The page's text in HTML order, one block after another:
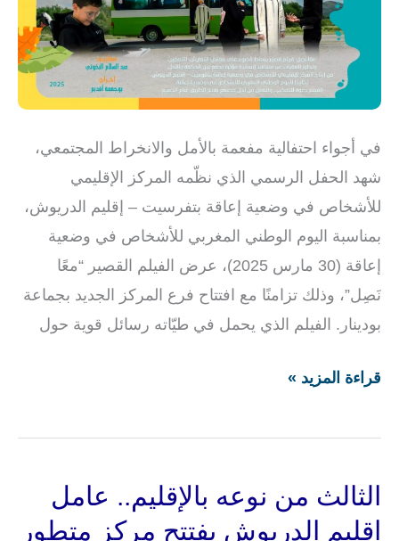
في أجواء احتفالية مفعمة بالأمل والانخراط المجتمعي،
شهد الحفل الرسمي الذي نظّمه المركز الإقليمي
للأشخاص في وضعية إعاقة بتفرسيت – إقليم الدريوش،
بمناسبة اليوم الوطني المغربي للأشخاص في وضعية
إعاقة (30 مارس 2025)، عرض الفيلم القصير “معًا
نَصِل”، وذلك تزامنًا مع افتتاح فرع المركز الجديد بجماعة
بودينار. الفيلم الذي يحمل في طيّاته رسائل قوية حول
الاحتياجات
الخاصة
قراءة المزيد »
الثالث من نوعه بالإقليم.. عامل
إقليم الدريوش يفتتح مركز متطور
الثالث
من